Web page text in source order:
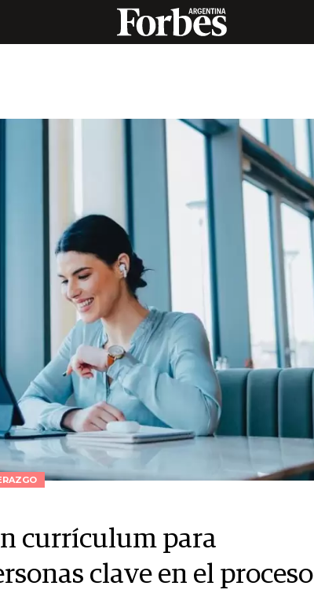
currículum para
clave en el proceso